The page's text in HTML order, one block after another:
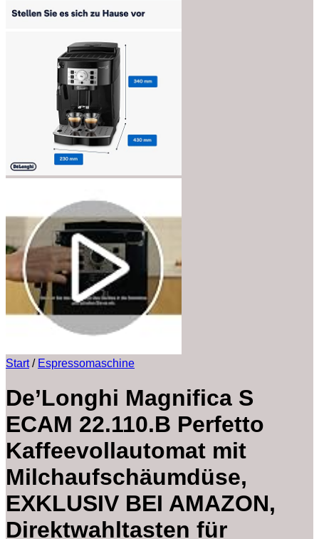
Start / Espressomaschine
De’Longhi Magnifica S
ECAM 22.110.B Perfetto
Kaffeevollautomat mit
Milchaufschäumdüse,
EXKLUSIV BEI AMAZON,
Direktwahltasten für